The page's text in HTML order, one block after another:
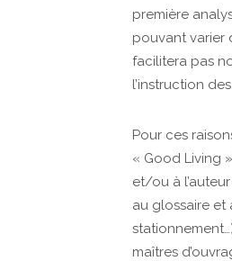
première
pouvant varier
facilitera pas
l’instruction
Pour ces
« Good Living
et/ou à
au glossaire et
maîtres